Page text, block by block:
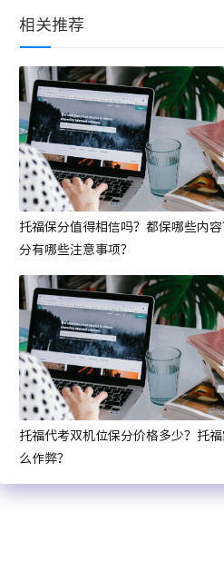
相关推荐
托福保分值得相信吗？都保哪些内
分有哪些注意事项？
托福代考双机位保分价格多少？托
么作弊？